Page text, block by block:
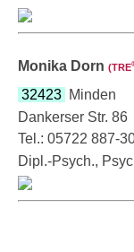
Monika Dorn (TRE
32423 Minden
Dankerser Str. 86
Tel.: 05722 887-
Dipl.-Psych.,